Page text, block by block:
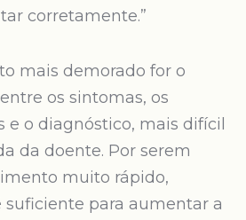
corretamente.”
mais demorado for o
os sintomas, os
e o diagnóstico, mais difícil
da doente. Por serem
muito rápido,
suficiente para aumentar a